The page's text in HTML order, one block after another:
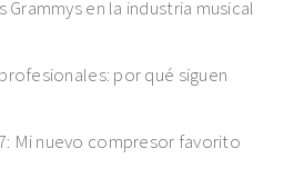
en la industria musical
por qué siguen
Mi nuevo compresor favorito